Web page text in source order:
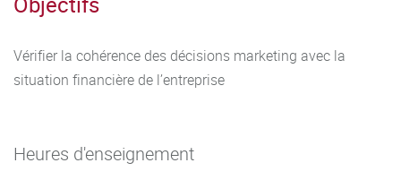
Vérifier la cohérence des décisions marketing avec la
situation financière de l’entreprise
Heures d'enseignement